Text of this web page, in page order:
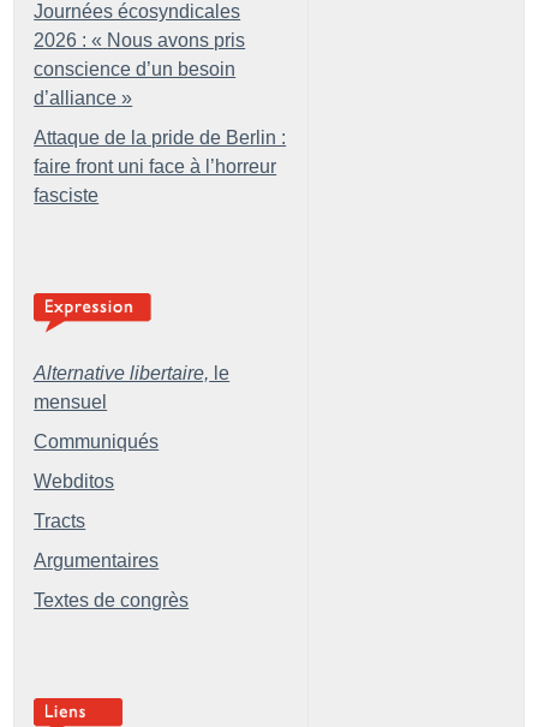
Journées écosyndicales
2026 : « Nous avons pris
conscience d’un besoin
d’alliance »
Attaque de la pride de Berlin :
faire front uni face à l’horreur
fasciste
Alternative libertaire, le
mensuel
Communiqués
Webditos
Tracts
Argumentaires
Textes de congrès